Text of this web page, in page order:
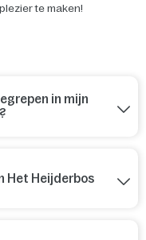
te maken!
in mijn
Het Heijderbos